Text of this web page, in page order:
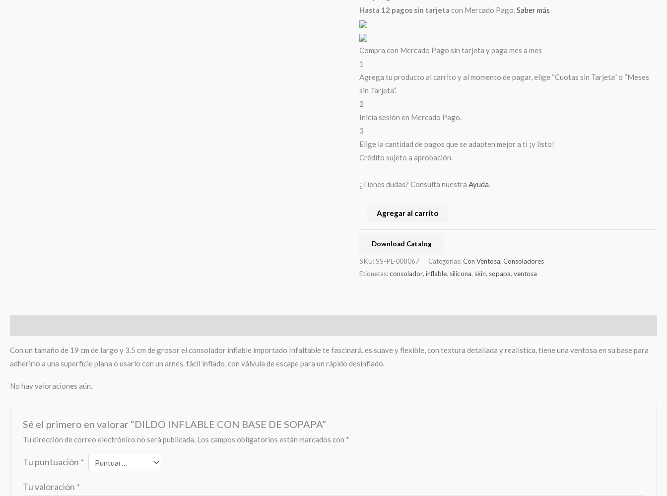
Hasta 12 pagos sin tarjeta con Mercado Pago.Saber más
Compra con Mercado Pago sin tarjeta y paga mes a mes
1
Agrega tu producto al carrito y al momento de pagar, elige “Cuotas sin Tarjeta” o “Meses
sin Tarjeta”.
2
Inicia sesión en Mercado Pago.
3
Elige la cantidad de pagos que se adapten mejor a ti ¡y listo!
Crédito sujeto a aprobación.
¿Tienes dudas? Consulta nuestraAyuda.
Agregar al carrito
Download Catalog
SKU:SS-PL-008067 Categorías:Con Ventosa,Consoladores
Etiquetas:consolador,inflable, silicona, skin, sopapa,ventosa
Con un tamaño de 19 cm de largo y 3.5 cm de grosor el consolador inflable importado Infaltable te fascinará. es suave y flexible, con textura detallada y realística. tiene una ventosa en su base para
adherirlo a una superficie plana o usarlo con un arnés. fácil inflado, con válvula de escape para un rápido desinflado.
No hay valoraciones aún.
Sé el primero en valorar “DILDO INFLABLE CON BASE DE SOPAPA”
Tu dirección de correo electrónico no será publicada. Los campos obligatorios están marcados con *
Tu puntuación *
Tu valoración *